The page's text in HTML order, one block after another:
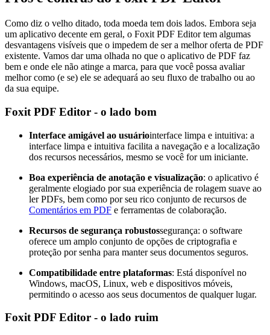
Como diz o velho ditado, toda moeda tem dois lados. Embora seja
um aplicativo decente em geral, o Foxit PDF Editor tem algumas
desvantagens visíveis que o impedem de ser a melhor oferta de PDF
existente. Vamos dar uma olhada no que o aplicativo de PDF faz
bem e onde ele não atinge a marca, para que você possa avaliar
melhor como (e se) ele se adequará ao seu fluxo de trabalho ou ao
da sua equipe.
Foxit PDF Editor - o lado bom
Interface amigável ao usuáriointerface limpa e intuitiva: a
interface limpa e intuitiva facilita a navegação e a localização
dos recursos necessários, mesmo se você for um iniciante.
Boa experiência de anotação e visualização: o aplicativo é
geralmente elogiado por sua experiência de rolagem suave ao
ler PDFs, bem como por seu rico conjunto de recursos de
Comentários em PDF e ferramentas de colaboração.
Recursos de segurança robustossegurança: o software
oferece um amplo conjunto de opções de criptografia e
proteção por senha para manter seus documentos seguros.
Compatibilidade entre plataformas: Está disponível no
Windows, macOS, Linux, web e dispositivos móveis,
permitindo o acesso aos seus documentos de qualquer lugar.
Foxit PDF Editor - o lado ruim